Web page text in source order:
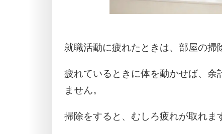
就職活動に疲れたときは、部屋の掃
疲れているときに体を動かせば、余
ません。
掃除をすると、むしろ疲れが取れま